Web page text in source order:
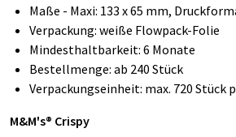
Maße - Maxi: 133 x 65 mm,
Verpackung: weiße Flowpack-Folie
Mindesthaltbarkeit: 6 Monate
Bestellmenge: ab 240 Stück
Verpackungseinheit: max. 720 Stück
M&M's® Crispy